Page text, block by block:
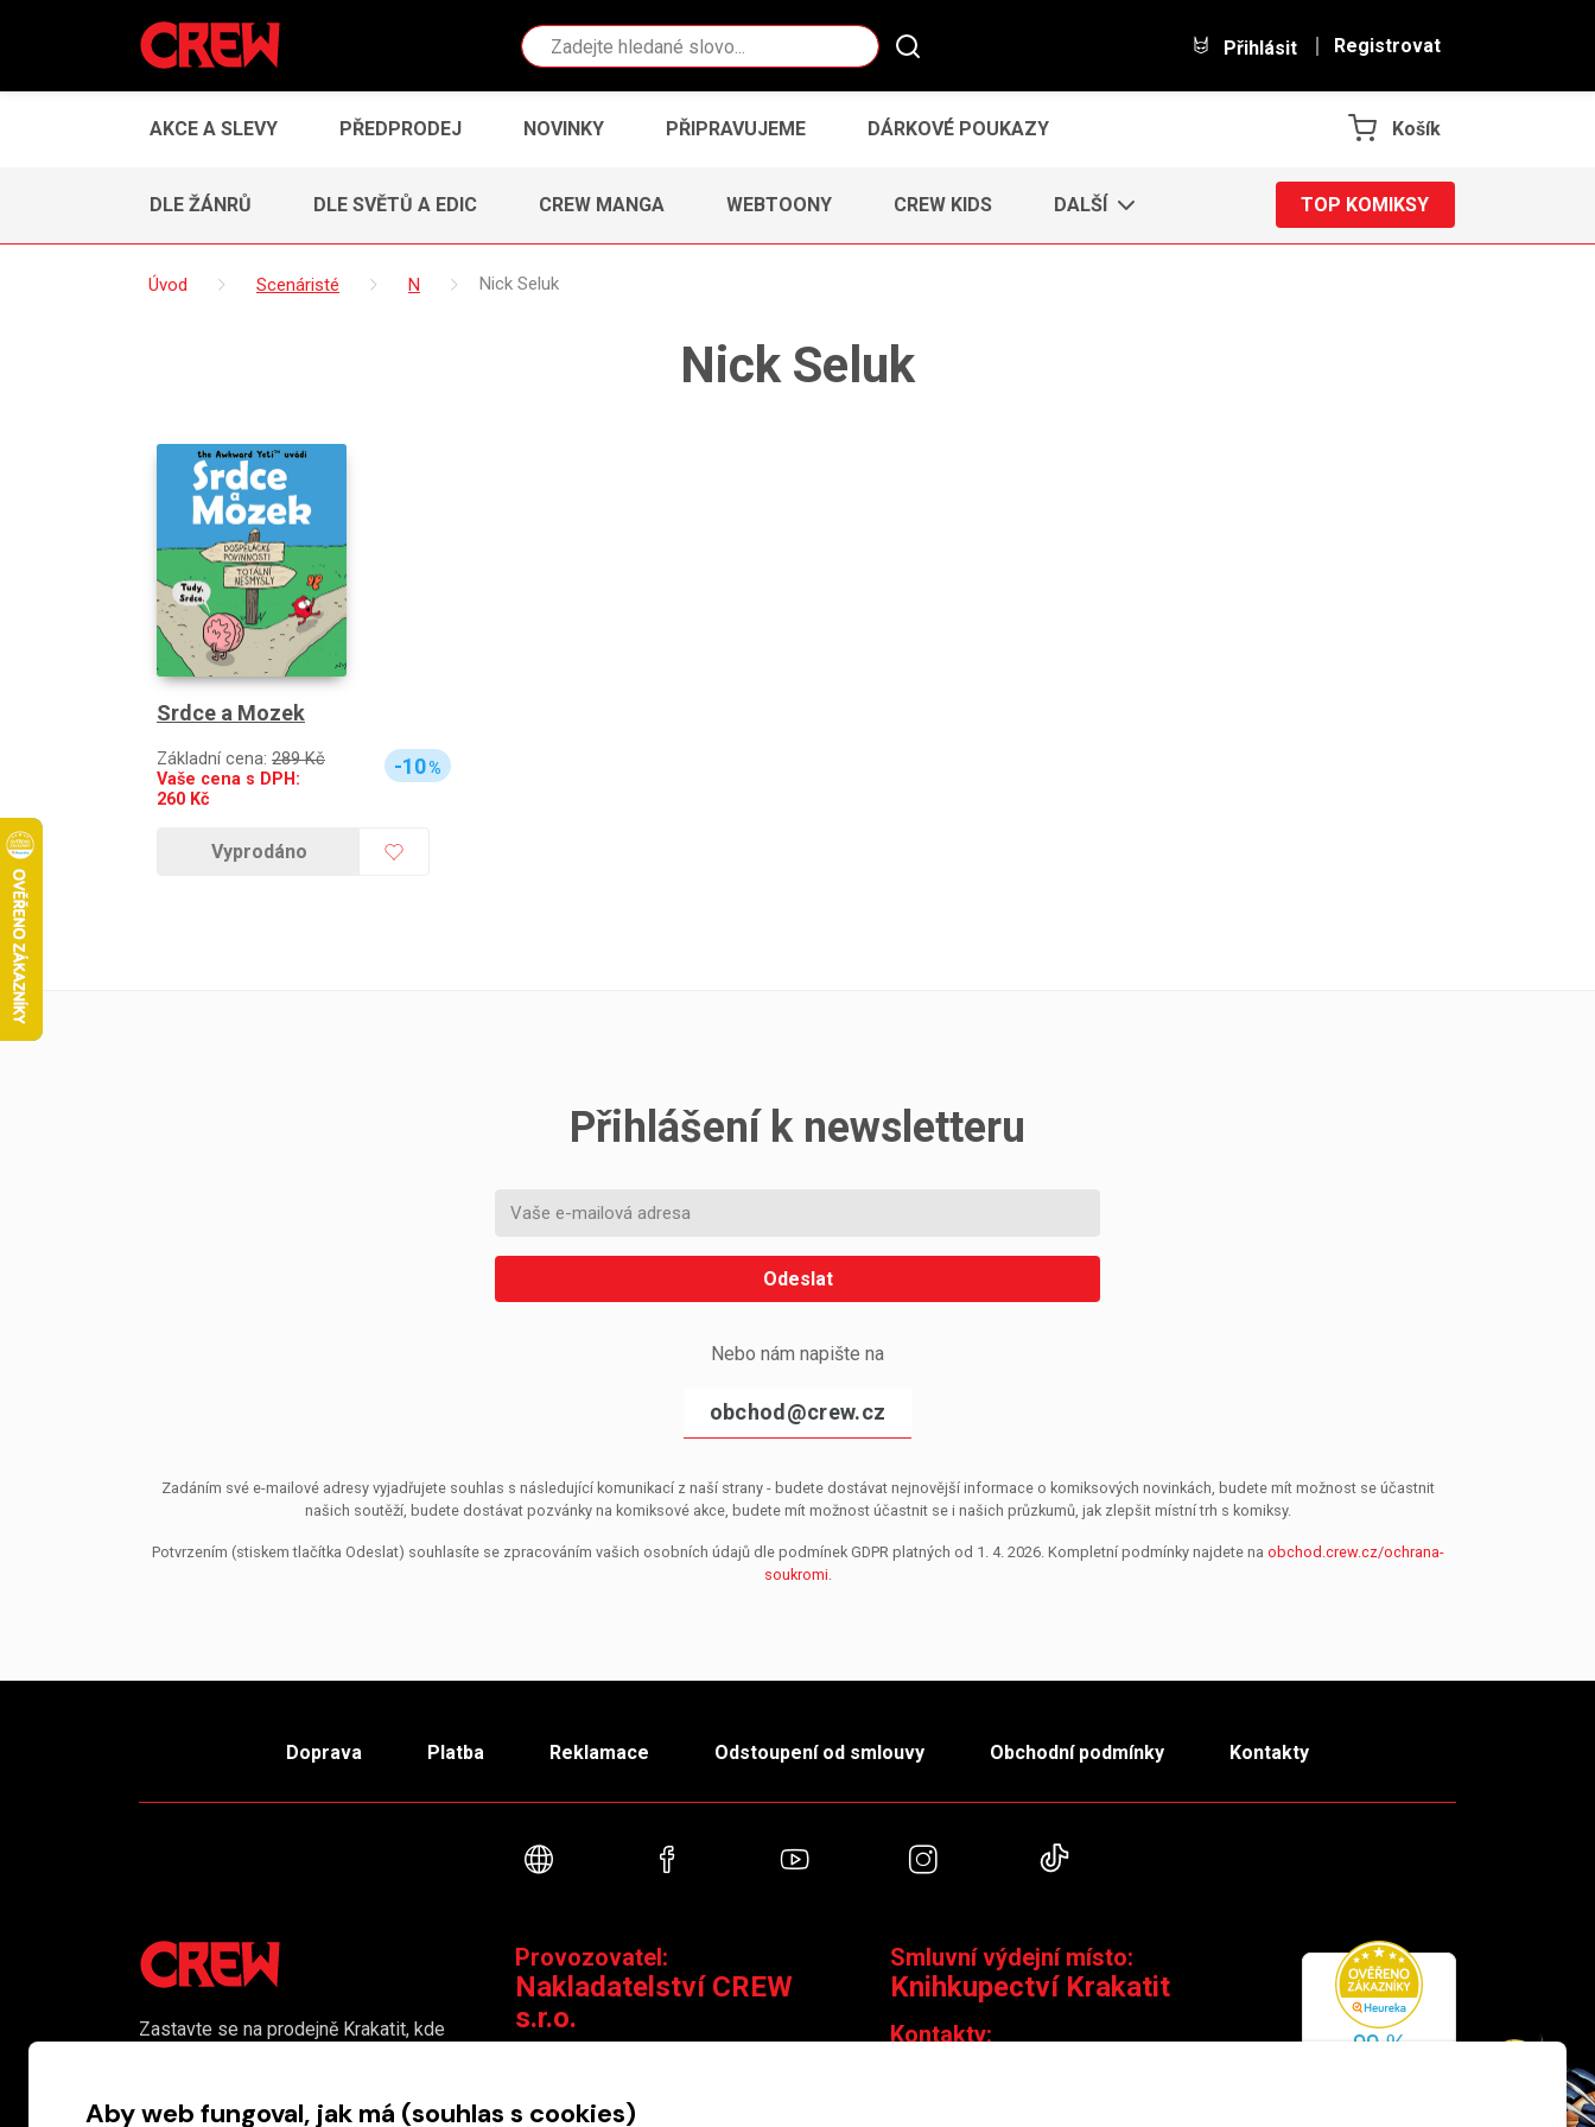
Vyhledávání Přihlásit Registrovat
AKCE A SLEVY PŘEDPRODEJ NOVINKY PŘIPRAVUJEME DÁRKOVÉ POUKAZY Košík
DLE ŽÁNRŮ DLE SVĚTŮ A EDIC CREW MANGA WEBTOONY CREW KIDS DALŠÍ TOP KOMIKSY
Úvod Scenáristé N Nick Seluk
Nick Seluk
Srdce a Mozek
Základní cena: 289 Kč
Vaše cena s DPH:
260 Kč
-10%
Vyprodáno
Přihlášení k newsletteru
Odeslat
Nebo nám napište na
obchod@crew.cz
Zadáním své e-mailové adresy vyjadřujete souhlas s následující komunikací z naší strany - budete dostávat nejnovější informace o komiksových novinkách, budete mít možnost se účastnit
našich soutěží, budete dostávat pozvánky na komiksové akce, budete mít možnost účastnit se i našich průzkumů, jak zlepšit místní trh s komiksy.
Potvrzením (stiskem tlačítka Odeslat) souhlasíte se zpracováním vašich osobních údajů dle podmínek GDPR platných od 1. 4. 2026. Kompletní podmínky najdete na obchod.crew.cz/ochrana-
soukromi.
Doprava Platba Reklamace Odstoupení od smlouvy Obchodní podmínky Kontakty
Webové stránkyFacebookYouTube Instagram
Zastavte se na prodejně Krakatit, kde
komiksu.
Provozovatel:
Nakladatelství CREW
s.r.o.
Čáslavská 15/1793, 130 00 Praha 3
Smluvní výdejní místo:
Knihkupectví Krakatit
Kontakty:
Aby web fungoval, jak má (souhlas s cookies)